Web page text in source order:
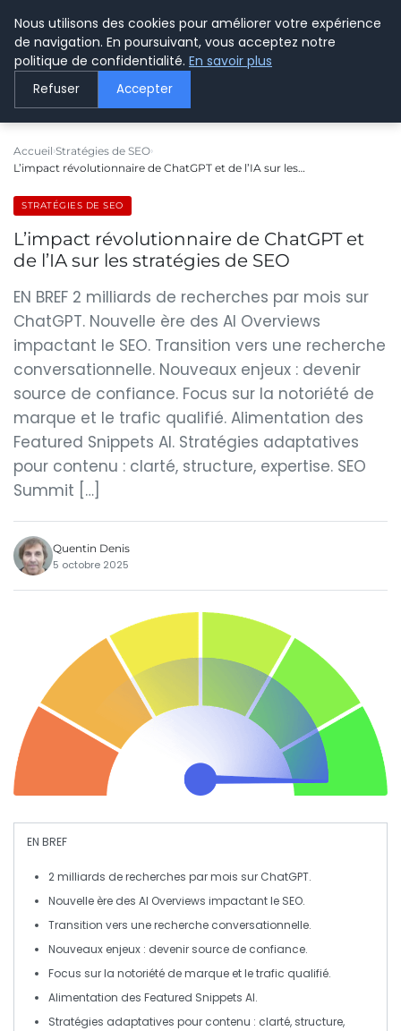
LE WEBMARKETING
Accueil Stratégies de SEO
L’impact révolutionnaire de ChatGPT et de l’IA sur les…
STRATÉGIES DE SEO
L’impact révolutionnaire de ChatGPT et
de l’IA sur les stratégies de SEO
EN BREF 2 milliards de recherches par mois sur
ChatGPT. Nouvelle ère des AI Overviews
impactant le SEO. Transition vers une recherche
conversationnelle. Nouveaux enjeux : devenir
source de confiance. Focus sur la notoriété de
marque et le trafic qualifié. Alimentation des
Featured Snippets AI. Stratégies adaptatives
pour contenu : clarté, structure, expertise. SEO
Summit […]
Quentin Denis
5 octobre 2025
EN BREF
2 milliards de recherches par mois sur ChatGPT.
Nouvelle ère des AI Overviews impactant le SEO.
Transition vers une recherche conversationnelle.
Nouveaux enjeux : devenir source de confiance.
Focus sur la notoriété demarque et letrafic qualifié.
Alimentation des Featured Snippets AI.
Stratégies adaptatives pour contenu : clarté, structure,
Nous utilisons des cookies pour améliorer votre expérience
de navigation. En poursuivant, vous acceptez notre
politique de confidentialité. En savoir plus
Refuser Accepter